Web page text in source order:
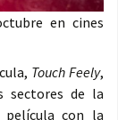
en cines
Touch Feely,
sectores de la
película con la